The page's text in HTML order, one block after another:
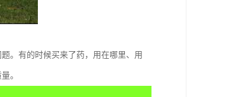
。有的时候买来了药，用在哪里、用
。